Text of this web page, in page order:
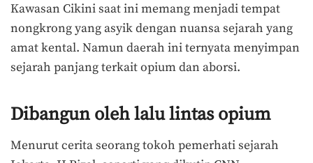
Kawasan Cikini saat ini memang menjadi tempat
nongkrong yang asyik dengan nuansa sejarah yang
amat kental. Namun daerah ini ternyata menyimpan
sejarah panjang terkait opium dan aborsi.
Dibangun oleh lalu lintas opium
Menurut cerita seorang tokoh pemerhati sejarah